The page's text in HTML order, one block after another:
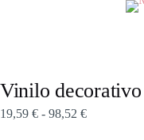
Vinilo
19,59 € - 98,52 €